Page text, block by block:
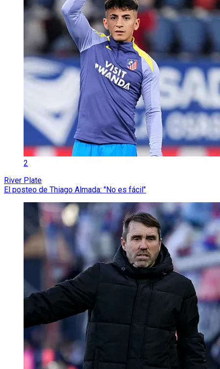
2
River Plate
El posteo de Thiago Almada: "No es fácil"